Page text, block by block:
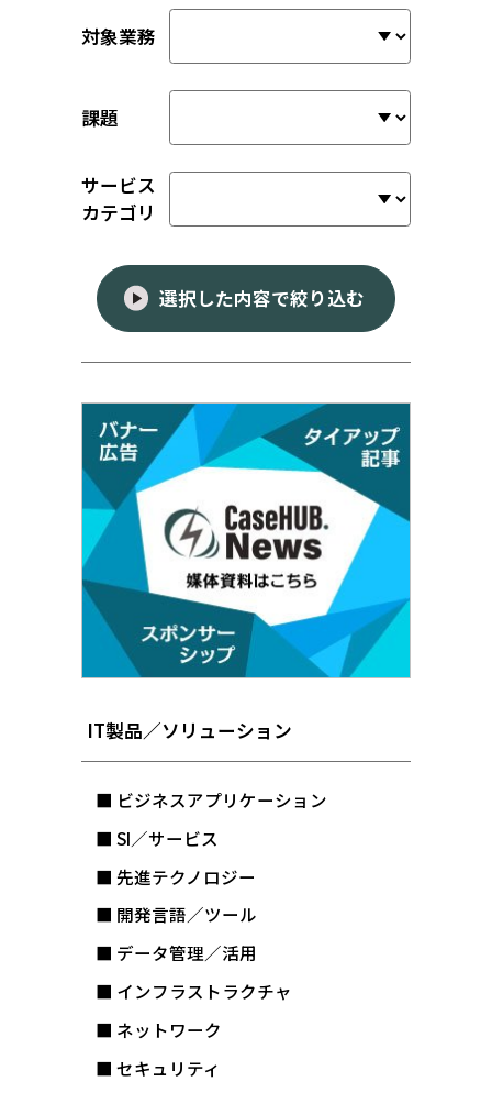
対象業務
課題
サービス
カテゴリ
選択した内容で絞り込む
IT製品／ソリューション
■ ビジネスアプリケーション
■ SI／サービス
■ 先進テクノロジー
■ 開発言語／ツール
■ データ管理／活用
■ インフラストラクチャ
■ ネットワーク
■ セキュリティ